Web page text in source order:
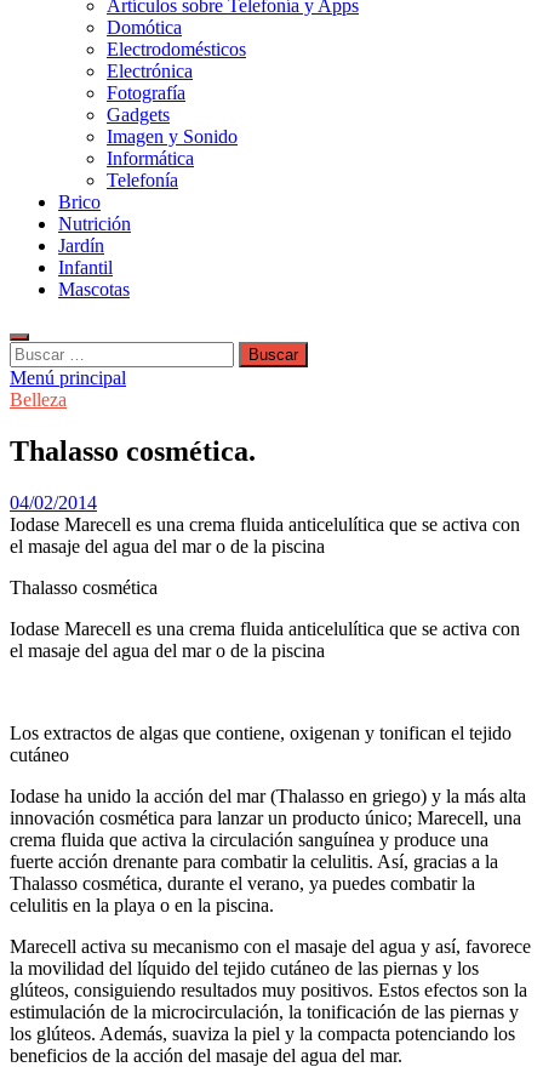
Artículos sobre Telefonía y Apps
Domótica
Electrodomésticos
Electrónica
Fotografía
Gadgets
Imagen y Sonido
Informática
Telefonía
Brico
Nutrición
Jardín
Infantil
Mascotas
Buscar:
Menú principal
Belleza
Thalasso cosmética.
04/02/2014
Iodase Marecell es una crema fluida anticelulítica que se activa con
el masaje del agua del mar o de la piscina
Thalasso cosmética
Iodase Marecell es una crema fluida anticelulítica que se activa con
el masaje del agua del mar o de la piscina
Los extractos de algas que contiene, oxigenan y tonifican el tejido
cutáneo
Iodase ha unido la acción del mar (Thalasso en griego) y la más alta
innovación cosmética para lanzar un producto único; Marecell, una
crema fluida que activa la circulación sanguínea y produce una
fuerte acción drenante para combatir la celulitis. Así, gracias a la
Thalasso cosmética, durante el verano, ya puedes combatir la
celulitis en la playa o en la piscina.
Marecell activa su mecanismo con el masaje del agua y así, favorece
la movilidad del líquido del tejido cutáneo de las piernas y los
glúteos, consiguiendo resultados muy positivos. Estos efectos son la
estimulación de la microcirculación, la tonificación de las piernas y
los glúteos. Además, suaviza la piel y la compacta potenciando los
beneficios de la acción del masaje del agua del mar.